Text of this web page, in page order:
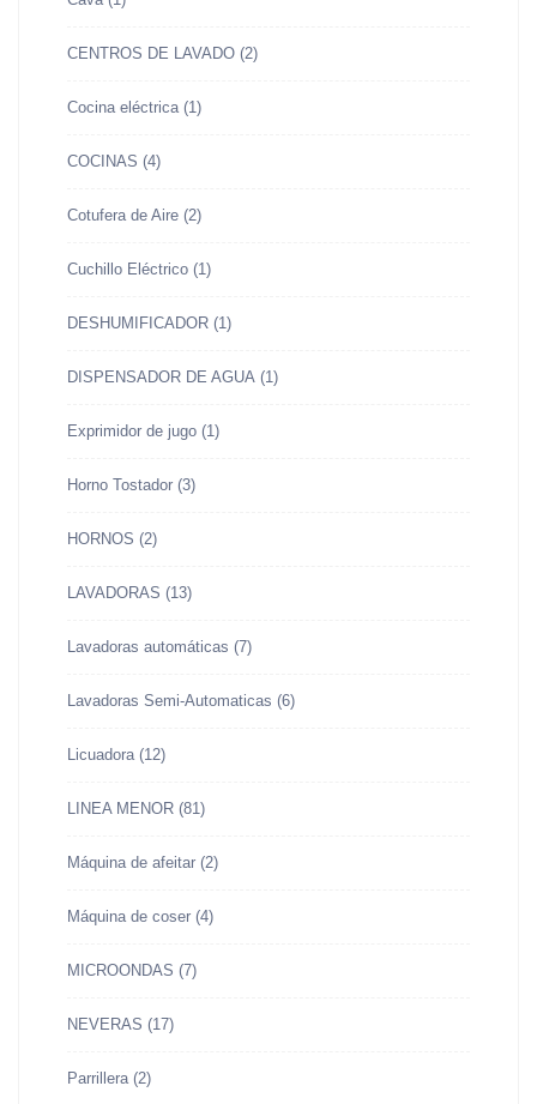
CENTROS DE LAVADO (2)
Cocina eléctrica (1)
COCINAS (4)
Cotufera de Aire (2)
Cuchillo Eléctrico (1)
DESHUMIFICADOR (1)
DISPENSADOR DE AGUA (1)
Exprimidor de jugo (1)
Horno Tostador (3)
HORNOS (2)
LAVADORAS (13)
Lavadoras automáticas (7)
Lavadoras Semi-Automaticas (6)
Licuadora (12)
LINEA MENOR (81)
Máquina de afeitar (2)
Máquina de coser (4)
MICROONDAS (7)
NEVERAS (17)
Parrillera (2)